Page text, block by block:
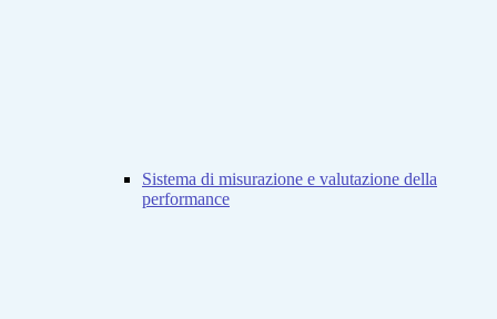
Sistema di misurazione e valutazione della
performance